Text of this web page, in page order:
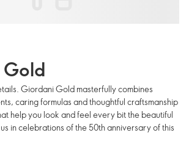
Giordani Gold masterfully combines
caring formulas and thoughtful craftsmanship
help you look and feel every bit the beautiful
in celebrations of the 50th anniversary of this